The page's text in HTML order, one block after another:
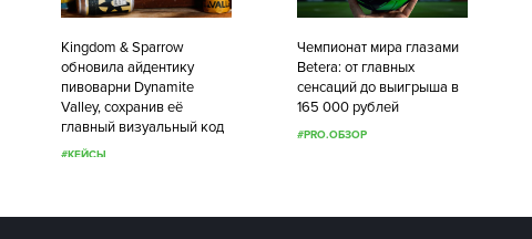
Kingdom & Sparrow
обновила айдентику
пивоварни Dynamite
Valley, сохранив её
главный визуальный код
#КЕЙСЫ
Чемпионат мира глазами
Betera: от главных
сенсаций до выигрыша в
165 000 рублей
#PRO.ОБЗОР